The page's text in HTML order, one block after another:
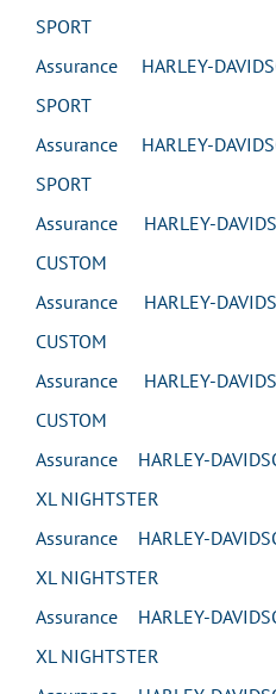
SPORT
Assurance HARLEY-
SPORT
Assurance HARLEY-
SPORT
Assurance HARLEY-
CUSTOM
Assurance HARLEY-
CUSTOM
Assurance HARLEY-
CUSTOM
Assurance HARLEY-
XL NIGHTSTER
Assurance HARLEY-
XL NIGHTSTER
Assurance HARLEY-
XL NIGHTSTER